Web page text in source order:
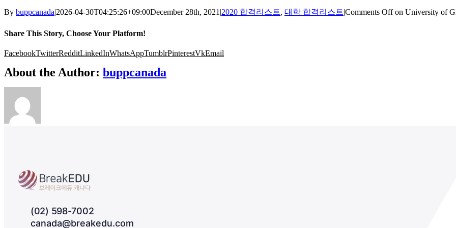
By buppcanada|2026-04-30T04:25:26+09:00December 28th, 2021|2020 합격리스트, 대학 합격리스트|Comments Offon University of
Share This Story, Choose Your Platform!
FacebookTwitterRedditLinkedInWhatsAppTumblrPinterestVkEmail
About the Author: buppcanada
(02) 598-7002
canada@breakedu.com